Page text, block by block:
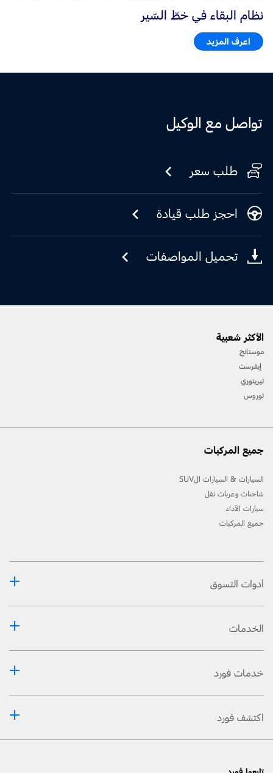
نظام البقاء في خطّ السّير
اعرف المزيد
تواصل مع الوكيل
طلب سعر
احجز طلب قيادة
تحميل المواصفات
الأكثر شعبية
موستانج
إيفرست
تيريتوري
توروس
جميع المركبات
السيارات & السيارات الSUV
شاحنات وعربات نقل
سيارات الأداء
جميع المركبات
أدوات التسوق
الخدمات
خدمات فورد
اكتشف فورد